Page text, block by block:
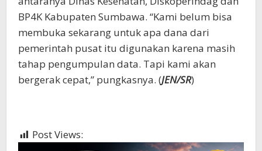
BP4K Kabupaten Sumbawa. “Kami belum bisa
membuka sekarang untuk apa dana dari
pemerintah pusat itu digunakan karena masih
tahap pengumpulan data. Tapi kami akan
bergerak cepat,” pungkasnya. (JEN/SR)
Post Views: